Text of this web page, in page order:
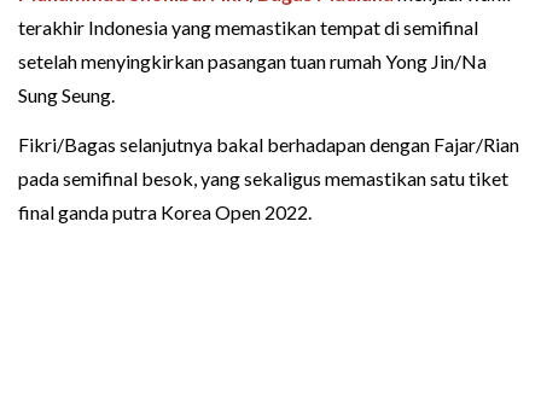
terakhir Indonesia yang memastikan tempat di semifinal
setelah menyingkirkan pasangan tuan rumah Yong Jin/Na
Sung Seung.
Fikri/Bagas selanjutnya bakal berhadapan dengan Fajar/Rian
pada semifinal besok, yang sekaligus memastikan satu tiket
final ganda putra Korea Open 2022.